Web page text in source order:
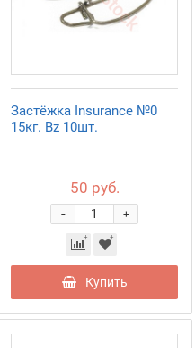
Застёжка Insurance №0
15кг. Bz 10шт.
50 руб.
+
-
Купить